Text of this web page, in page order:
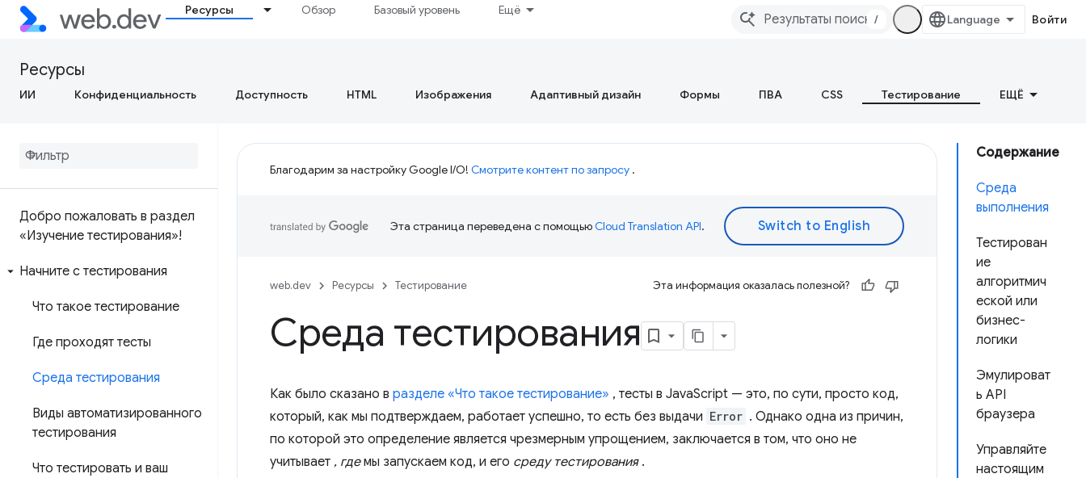
Ресурсы Обзор Базовый уровень Ещё
/ Войти
Ресурсы
ИИ Конфиденциальность Доступность HTML Изображения Адаптивный дизайн Формы ПВА CSS Тестирование ЕЩЁ
Добро пожаловать в раздел
«Изучение тестирования»!
Начните с тестирования
Что такое тестирование
Где проходят тесты
Среда тестирования
Виды автоматизированного
тестирования
Что тестировать и ваш
Содержание
Среда
выполнения
Тестирован
ие
алгоритмич
еской или
бизнес-
логики
Эмулироват
ь API
браузера
Управляйте
настоящим
Благодарим за настройку Google I/O! Смотрите контент по запросу .
Эта страница переведена с помощьюCloud Translation API.
web.dev Ресурсы Тестирование Эта информация оказалась полезной?
Среда тестирования
Как было сказано в разделе «Что такое тестирование» , тесты в JavaScript — это, по сути, просто код,
который, как мы подтверждаем, работает успешно, то есть без выдачи Error . Однако одна из причин,
по которой это определение является чрезмерным упрощением, заключается в том, что оно не
учитывает , гдемы запускаем код, и его среду тестирования.